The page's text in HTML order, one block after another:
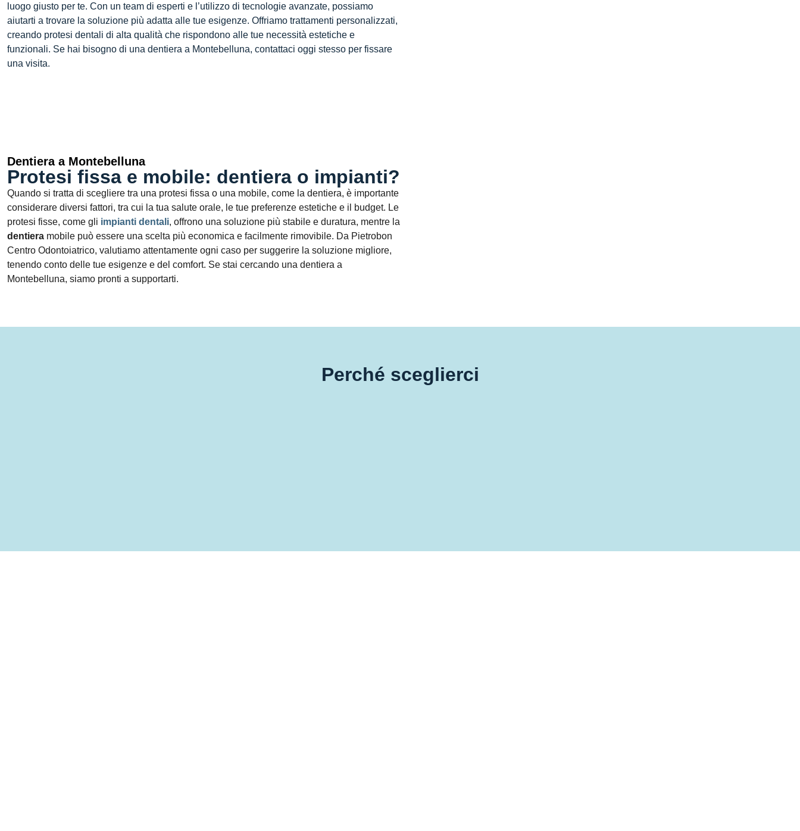
luogo giusto per te. Con un team di esperti e l’utilizzo di tecnologie avanzate, possiamo
aiutarti a trovare la soluzione più adatta alle tue esigenze. Offriamo trattamenti personalizzati,
creando protesi dentali di alta qualità che rispondono alle tue necessità estetiche e
funzionali. Se hai bisogno di una dentiera a Montebelluna, contattaci oggi stesso per fissare
una visita.
Dentiera a Montebelluna
Protesi fissa e mobile: dentiera o impianti?
Quando si tratta di scegliere tra una protesi fissa o una mobile, come la dentiera, è importante
considerare diversi fattori, tra cui la tua salute orale, le tue preferenze estetiche e il budget. Le
protesi fisse, come gli impianti dentali, offrono una soluzione più stabile e duratura, mentre la
dentiera mobile può essere una scelta più economica e facilmente rimovibile. Da Pietrobon
Centro Odontoiatrico, valutiamo attentamente ogni caso per suggerire la soluzione migliore,
tenendo conto delle tue esigenze e del comfort. Se stai cercando una dentiera a
Montebelluna, siamo pronti a supportarti.
Perché sceglierci